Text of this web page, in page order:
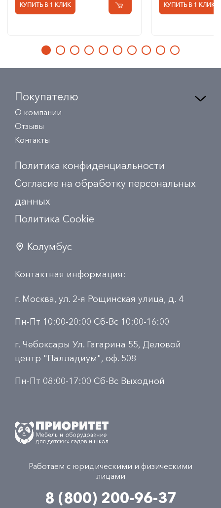
КУПИТЬ В 1 КЛИК КУПИТЬ В 1 КЛИК
Покупателю
О компании
Отзывы
Контакты
Политика конфиденциальности
Согласие на обработку персональных
данных
Политика Сookie
Колумбус
Контактная информация:
г. Москва, ул. 2-я Рощинская улица, д. 4
Пн-Пт 10:00-20:00 Сб-Вс 10:00-16:00
г. Чебоксары Ул. Гагарина 55, Деловой
центр "Палладиум", оф. 508
Пн-Пт 08:00-17:00 Сб-Вс Выходной
Работаем с юридическими и физическими
лицами
8 (800) 200-96-37